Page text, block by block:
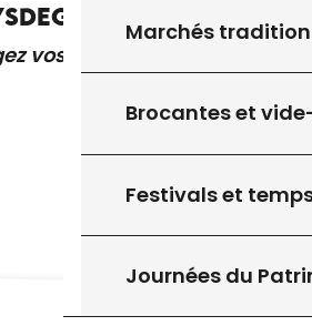
Marchés
Brocantes et
Festivals et
Journées du
vos expériences